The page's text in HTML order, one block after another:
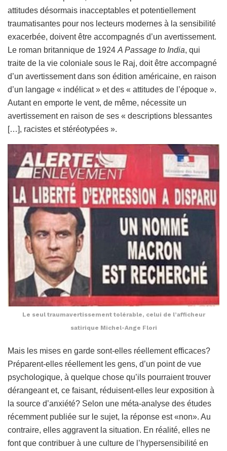
attitudes désormais inacceptables et potentiellement
traumatisantes pour nos lecteurs modernes à la sensibilité
exacerbée, doivent être accompagnés d’un avertissement.
Le roman britannique de 1924 A Passage to India, qui
traite de la vie coloniale sous le Raj, doit être accompagné
d’un avertissement dans son édition américaine, en raison
d’un langage « indélicat » et des « attitudes de l’époque ».
Autant en emporte le vent, de même, nécessite un
avertissement en raison de ses « descriptions blessantes
[…], racistes et stéréotypées ».
Le seul traumavertissement tolérable, celui de l’afficheur
satirique Michel-Ange Flori
Mais les mises en garde sont-elles réellement efficaces?
Préparent-elles réellement les gens, d’un point de vue
psychologique, à quelque chose qu’ils pourraient trouver
dérangeant et, ce faisant, réduisent-elles leur exposition à
la source d’anxiété? Selon une méta-analyse des études
récemment publiée sur le sujet, la réponse est «non». Au
contraire, elles aggravent la situation. En réalité, elles ne
font que contribuer à une culture de l’hypersensibilité en